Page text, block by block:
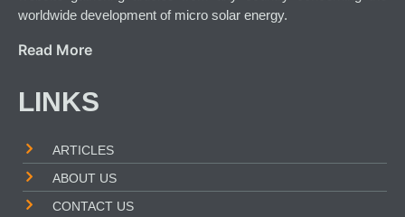
worldwide development of micro solar energy.
Read More
LINKS
ARTICLES
ABOUT US
CONTACT US